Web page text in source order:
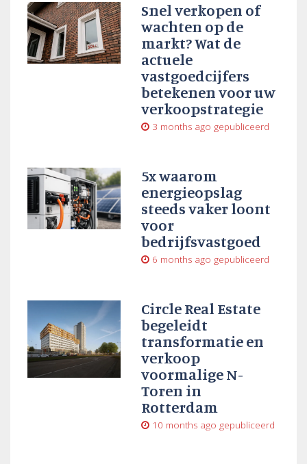
Snel verkopen of
wachten op de
markt? Wat de
actuele
vastgoedcijfers
betekenen voor uw
verkoopstrategie
3 months ago gepubliceerd
5x waarom
energieopslag
steeds vaker loont
voor
bedrijfsvastgoed
6 months ago gepubliceerd
Circle Real Estate
begeleidt
transformatie en
verkoop
voormalige N-
Toren in
Rotterdam
10 months ago gepubliceerd